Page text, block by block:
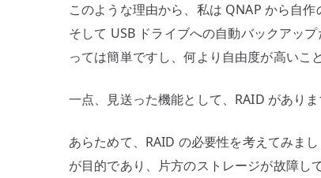
このような理由から、私は QNAP から自
そして USB ドライブへの自動バックアッ
っては簡単ですし、何より自由度が高いこ
一点、見送った機能として、RAID がありま
あらためて、RAID の必要性を考えてみま
が目的であり、片方のストレージが故障し